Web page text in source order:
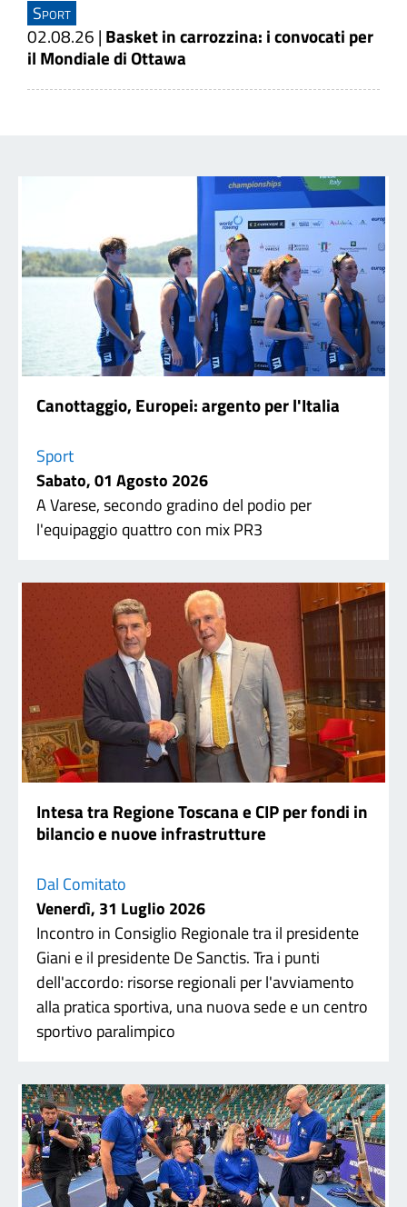
Sport
02.08.26 | Basket in carrozzina: i convocati per
il Mondiale di Ottawa
Canottaggio, Europei: argento per l'Italia
Sport
Sabato, 01 Agosto 2026
A Varese, secondo gradino del podio per
l'equipaggio quattro con mix PR3
Intesa tra Regione Toscana e CIP per fondi in
bilancio e nuove infrastrutture
Dal Comitato
Venerdì, 31 Luglio 2026
Incontro in Consiglio Regionale tra il presidente
Giani e il presidente De Sanctis. Tra i punti
dell'accordo: risorse regionali per l'avviamento
alla pratica sportiva, una nuova sede e un centro
sportivo paralimpico